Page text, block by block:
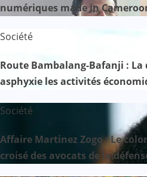
numériques made in
Société
Route Bambalang-Bafanji : La
asphyxie les activités
Société
Affaire Martinez Zogo : Le
croisé des avocats de la